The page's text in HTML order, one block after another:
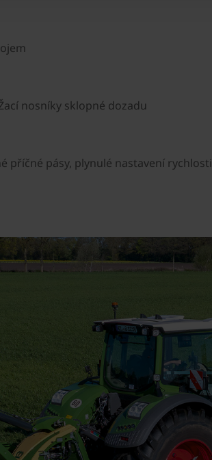
nosníky sklopné dozadu
příčné pásy, plynulé nastavení rychlosti